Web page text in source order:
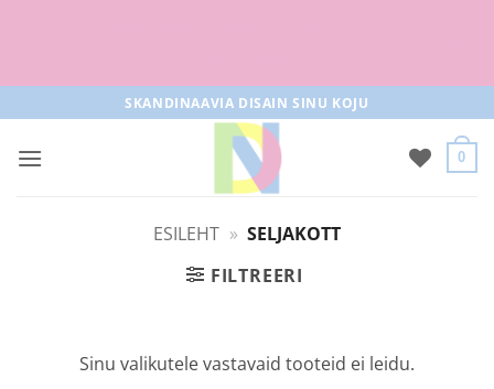
to
content
SKANDINAAVIA DISAIN SINU KOJU
0
ESILEHT » SELJAKOTT
FILTREERI
Sinu valikutele vastavaid tooteid ei leidu.